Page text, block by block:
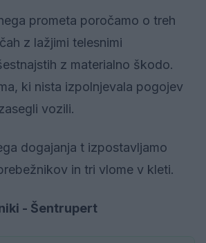
prometa poročamo o treh
z lažjimi telesnimi
z materialno škodo.
ki nista izpolnjevala pogojev
vozili.
dogajanja t izpostavljamo
in tri vlome v kleti.
- Šentrupert